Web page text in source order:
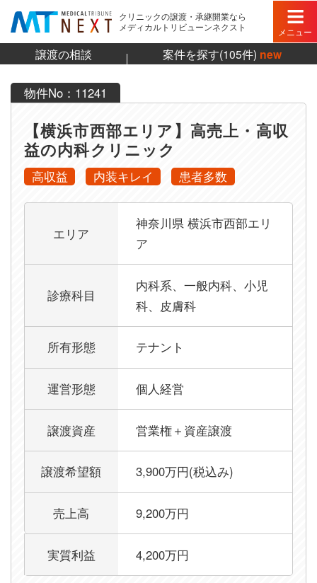
クリニックの譲渡・承継開業なら
メディカルトリビューンネクスト
メニュー
譲渡の相談 案件を探す(105件) new
物件No：11241
【横浜市西部エリア】高売上・高収
益の内科クリニック
高収益 内装キレイ 患者多数
エリア
神奈川県 横浜市西部エリ
ア
診療科目
内科系、一般内科、小児
科、皮膚科
所有形態 テナント
運営形態 個人経営
譲渡資産 営業権＋資産譲渡
譲渡希望額 3,900万円(税込み)
売上高 9,200万円
実質利益 4,200万円